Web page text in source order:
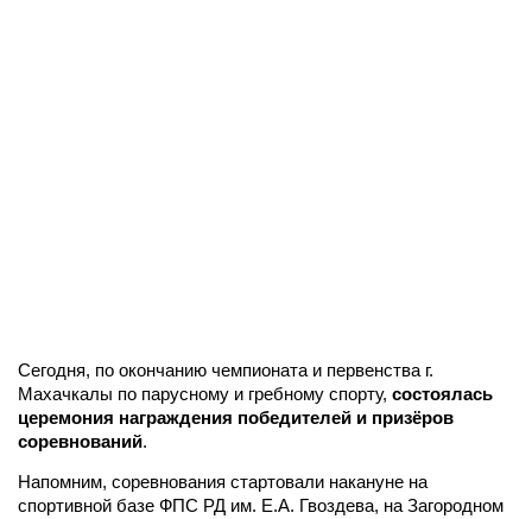
Сегодня, по окончанию чемпионата и первенства г.
Махачкалы по парусному и гребному спорту, состоялась
церемония награждения победителей и призёров
соревнований.
Напомним, соревнования стартовали накануне на
спортивной базе ФПС РД им. Е.А. Гвоздева, на Загородном